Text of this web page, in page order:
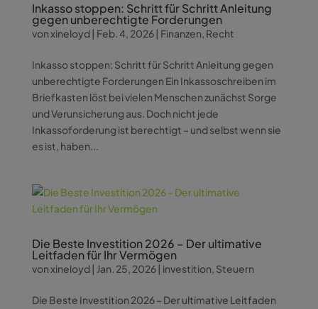
Inkasso stoppen: Schritt für Schritt Anleitung
gegen unberechtigte Forderungen
vonxineloyd| Feb. 4, 2026| Finanzen, Recht
Inkasso stoppen: Schritt für Schritt Anleitung gegen
unberechtigte Forderungen Ein Inkassoschreiben im
Briefkasten löst bei vielen Menschen zunächst Sorge
und Verunsicherung aus. Doch nicht jede
Inkassoforderung ist berechtigt – und selbst wenn sie
es ist, haben...
Die Beste Investition 2026 – Der ultimative
Leitfaden für Ihr Vermögen
vonxineloyd| Jan. 25, 2026| investition, Steuern
Die Beste Investition 2026 – Der ultimative Leitfaden